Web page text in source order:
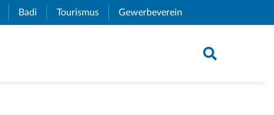
(External Link)
Badi (External Link)
Tourismus (External Link)
Gewerbeverein